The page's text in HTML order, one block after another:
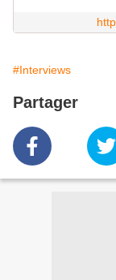
#Interviews
Partager